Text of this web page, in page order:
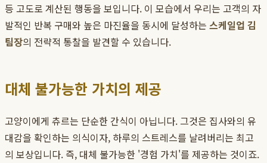
등 고도로 계산된 행동을 보입니다. 이 모습에서 우리는 고객의 자
발적인 반복 구매와 높은 마진율을 동시에 달성하는 스케일업 김
팀장의 전략적 통찰을 발견할 수 있습니다.
대체 불가능한 가치의 제공
고양이에게 츄르는 단순한 간식이 아닙니다. 그것은 집사와의 유
대감을 확인하는 의식이자, 하루의 스트레스를 날려버리는 최고
의 보상입니다. 즉, 대체 불가능한 '경험 가치'를 제공하는 것이죠.